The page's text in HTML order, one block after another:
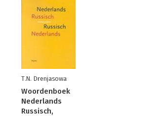
T.N. Drenjasowa
Woordenboek
Nederlands
Russisch,